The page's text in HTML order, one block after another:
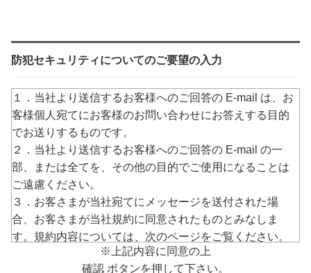
防犯セキュリティについてのご要望の入力
１．当社より送信するお客様へのご回答の E-mail は、お
客様個人宛てにお客様のお問い合わせにお答えする目的
でお送りするものです。
２．当社より送信するお客様へのご回答の E-mail の一
部、または全てを、その他の目的でご使用になることは
ご遠慮ください。
３．お客さまが当社宛てにメッセージを送付された場
合、お客さまが当社規約に同意されたものとみなしま
す。規約内容については、次のページをご覧ください。
https://www.arucom.ne.jp/rule/index.html
※上記内容に同意の上
確認 ボタンを押して下さい。